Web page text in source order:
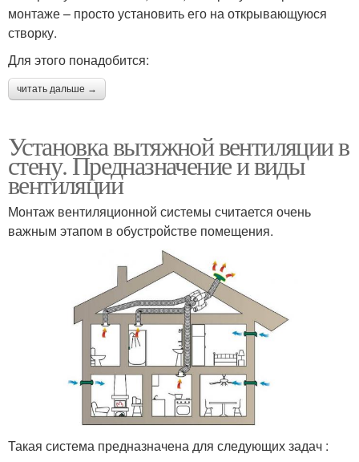
монтаже – просто установить его на открывающуюся
створку.
Для этого понадобится:
читать дальше →
Установка вытяжной вентиляции в
стену. Предназначение и виды
вентиляции
Монтаж вентиляционной системы считается очень
важным этапом в обустройстве помещения.
Такая система предназначена для следующих задач :